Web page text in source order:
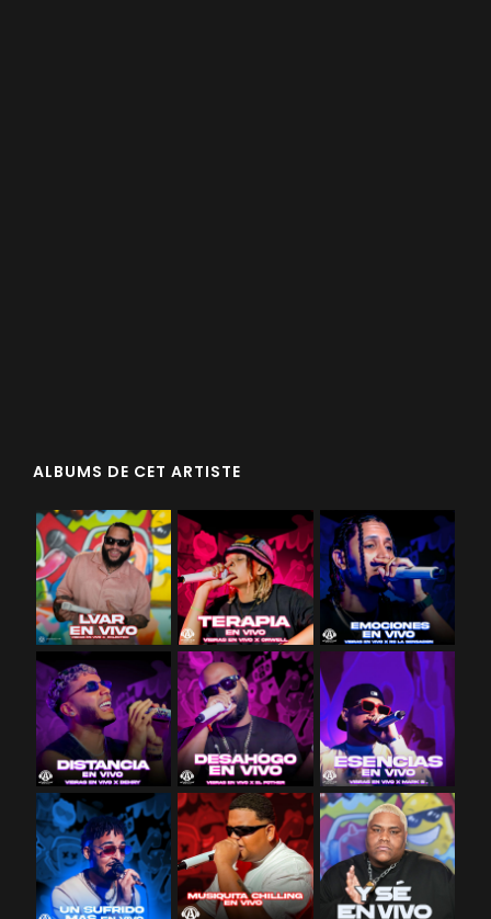
ALBUMS DE CET ARTISTE